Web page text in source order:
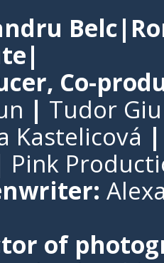
Co-
| Tudor
Kastelicová
Pink
of